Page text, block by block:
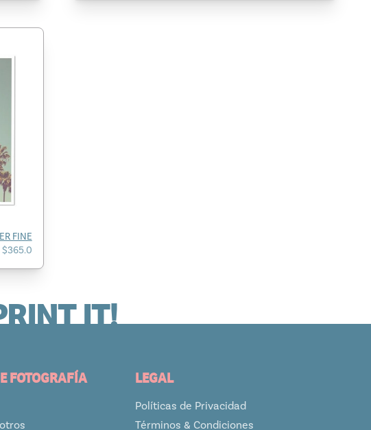
FINE
$365.0
IT!
FOTOGRAFÍA LEGAL
Políticas de Privacidad
Términos & Condiciones